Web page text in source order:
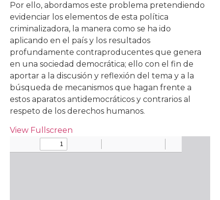
Por ello, abordamos este problema pretendiendo
evidenciar los elementos de esta política
criminalizadora, la manera como se ha ido
aplicando en el país y los resultados
profundamente contraproducentes que genera
en una sociedad democrática; ello con el fin de
aportar a la discusión y reflexión del tema y a la
búsqueda de mecanismos que hagan frente a
estos aparatos antidemocráticos y contrarios al
respeto de los derechos humanos.
View Fullscreen